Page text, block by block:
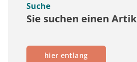
Suche
Sie suchen einen
hier entlang